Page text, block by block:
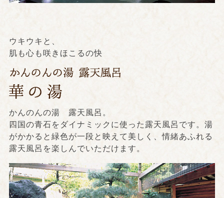
ウキウキと、
肌も心も咲きほこるの快
かんのんの湯 露天風呂。
四国の青石をダイナミックに使った露天風呂です。湯
がかかると緑色が一段と映えて美しく、情緒あふれる
露天風呂を楽しんでいただけます。